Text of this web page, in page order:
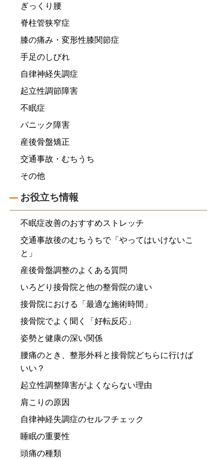
ぎっくり腰
脊柱管狭窄症
膝の痛み・変形性膝関節症
手足のしびれ
自律神経失調症
起立性調節障害
不眠症
パニック障害
産後骨盤矯正
交通事故・むちうち
その他
お役立ち情報
不眠症改善のおすすめストレッチ
交通事故後のむちうちで「やってはいけないこ
と」
産後骨盤調整のよくある質問
いろどり接骨院と他の整骨院の違い
接骨院における「最適な施術時間」
接骨院でよく聞く「好転反応」
姿勢と健康の深い関係
腰痛のとき、整形外科と接骨院どちらに行けば
いい？
起立性調整障害がよくならない理由
肩こりの原因
自律神経失調症のセルフチェック
睡眠の重要性
頭痛の種類